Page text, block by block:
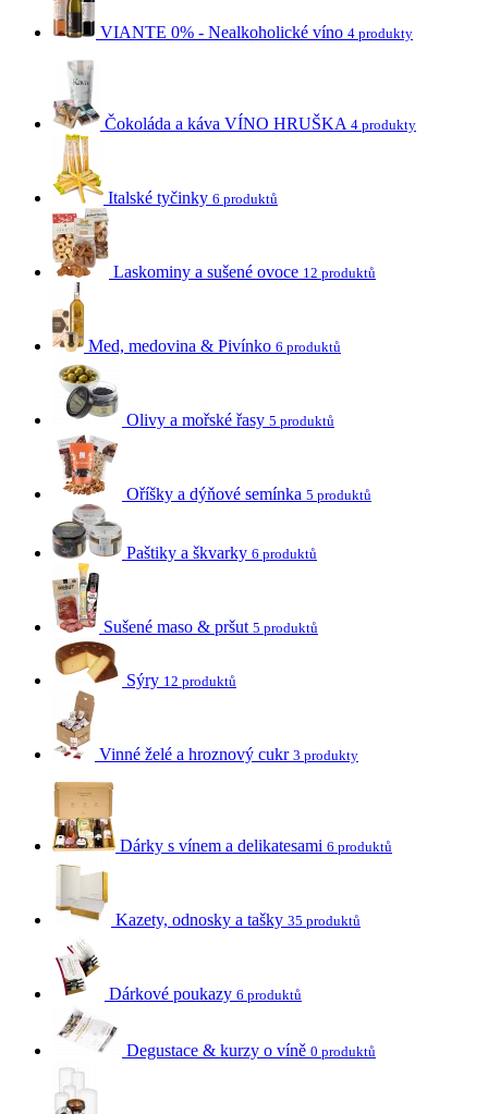
VIANTE 0% - Nealkoholické víno 4 produkty
Čokoláda a káva VÍNO HRUŠKA 4 produkty
Italské tyčinky 6 produktů
Laskominy a sušené ovoce 12 produktů
Med, medovina & Pivínko 6 produktů
Olivy a mořské řasy 5 produktů
Oříšky a dýňové semínka 5 produktů
Paštiky a škvarky 6 produktů
Sušené maso & pršut 5 produktů
Sýry 12 produktů
Vinné želé a hroznový cukr 3 produkty
Dárky s vínem a delikatesami 6 produktů
Kazety, odnosky a tašky 35 produktů
Dárkové poukazy 6 produktů
Degustace & kurzy o víně 0 produktů